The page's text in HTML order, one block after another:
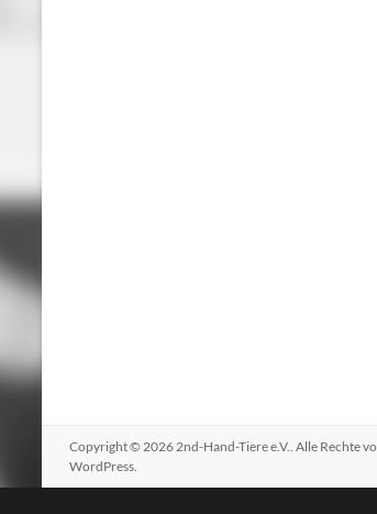
Copyright © 20262nd-Hand-Tiere e.V.. Alle Rechte
WordPress.